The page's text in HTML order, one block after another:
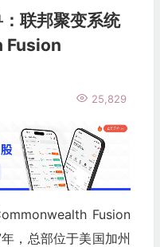
联邦聚变系统
Fusion
25,829
Fusion
，总部位于美国加州